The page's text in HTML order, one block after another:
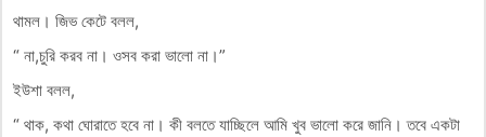
থামল। জিভ কেটে বলল,
“ না,চুরি করব না। ওসব করা ভালো না।”
ইউশা বলল,
“ থাক, কথা ঘোরাতে হবে না। কী বলতে যাচ্ছিলে আমি খুব ভালো করে জানি। তবে একটা